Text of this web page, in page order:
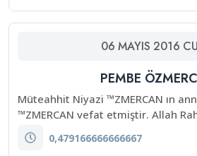
06 MAYIS 2016
PEMBE
Müteahhit Niyazi ™ZMERCAN ın
™ZMERCAN vefat etmiştir. Allah
0,479166666666667